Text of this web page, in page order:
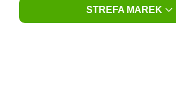
STREFA MAREK